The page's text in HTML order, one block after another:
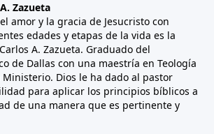
Zazueta
amor y la gracia de Jesucristo con
edades y etapas de la vida es la
A. Zazueta. Graduado del
de Dallas con una maestría en Teología
Dios le ha dado al pastor
para aplicar los principios bíblicos a
de una manera que es pertinente y